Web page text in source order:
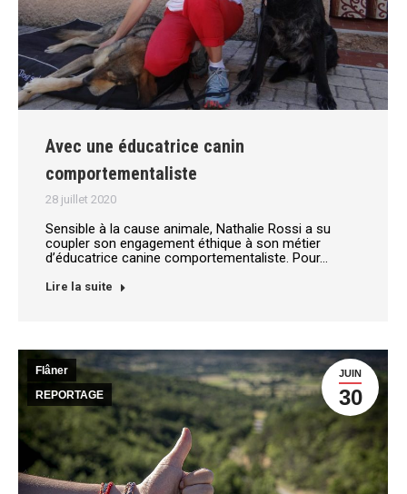
Avec une éducatrice canin
comportementaliste
28 juillet 2020
Sensible à la cause animale, Nathalie Rossi a su
coupler son engagement éthique à son métier
d’éducatrice canine comportementaliste. Pour…
Lire la suite
JUIN
30
Flâner
REPORTAGE